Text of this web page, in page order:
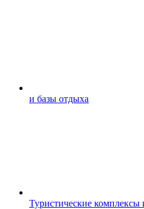
и базы отдыха
Туристические комплексы